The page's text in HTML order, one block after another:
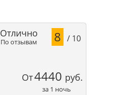
По отзывам
Отлично 8 / 10
От4440 руб.
за 1 ночь